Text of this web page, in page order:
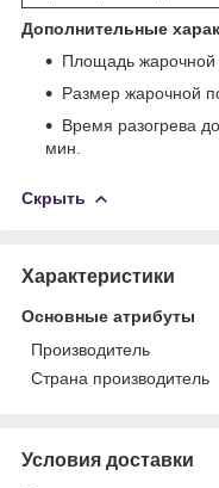
Дополнительные
Площадь жарочной
Размер жарочной
Время разогрева
мин.
Скрыть
Характеристики
Основные атрибуты
Производитель
Страна производитель
Условия доставки